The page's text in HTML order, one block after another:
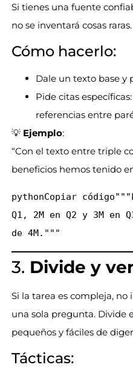
Si tienes una fuente
no se inventará cosas raras.
Cómo hacerlo:
Dale un texto base y
Pide citas
referencias entre
💡 Ejemplo:
“Con el texto entre triple
beneficios hemos tenido
pythonCopiar código
Q1, 2M en Q2 y 3M
3. Divide y
Si la tarea es compleja,
una sola pregunta. Divide
pequeños y fáciles de
Tácticas: